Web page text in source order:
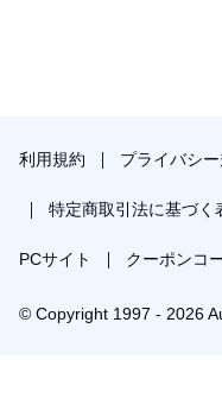
利用規約 プライバシ
特定商取引法に基づく
PCサイト クーポンコ
© Copyright 1997 - 2026